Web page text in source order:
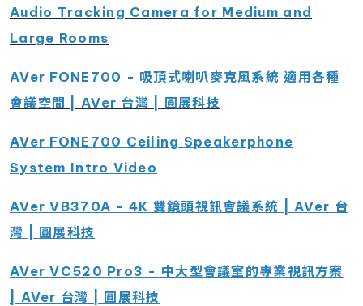
Audio Tracking Camera for Medium and
Large Rooms
AVer FONE700 - 吸頂式喇叭麥克風系統 適用各種
會議空間 | AVer 台灣 | 圓展科技
AVer FONE700 Ceiling Speakerphone
System Intro Video
AVer VB370A - 4K 雙鏡頭視訊會議系統 | AVer 台
灣 | 圓展科技
AVer VC520 Pro3 - 中大型會議室的專業視訊方案
| AVer 台灣 | 圓展科技